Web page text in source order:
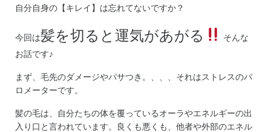
自分自身の【キレイ】は忘れてないですか？
今回は髪を切ると運気があがる
そんな
お話です♪
まず、毛先のダメージやパサつき。、、、それはストレスのパ
ロメーターです。
髪の毛は、自分たちの体を覆っているオーラやエネルギーの出
入り口と言われています。良くも悪くも、他者や外部のエネル